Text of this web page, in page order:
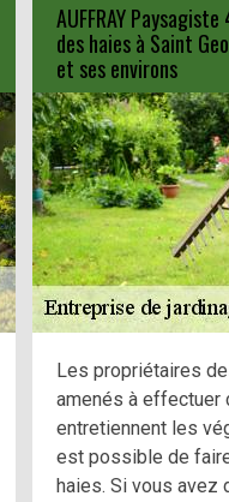
AUFFRAY
des haies à Saint
et ses environs
Les propriétaires
amenés à effectuer
entretiennent les
est possible de
haies. Si vous avez